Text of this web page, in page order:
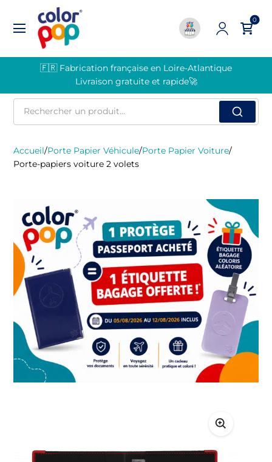
0
🇫🇷 Fabrication française en Loire-Atlantique
Livraison gratuite et rapide🚀
Rechercher
produit
Accueil/Porte Papier Véhicule/Porte Papier Voiture/
Porte-papiers voiture 2 volets